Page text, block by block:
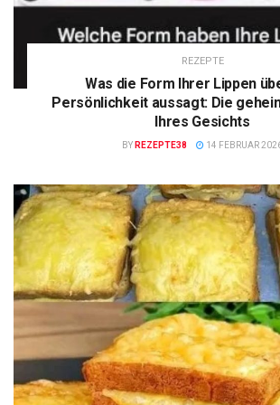
REZEPTE
Was die Form Ihrer Lippen
Persönlichkeit aussagt: Die
Ihres Gesichts
BY REZEPTE38 14 FEBRUAR